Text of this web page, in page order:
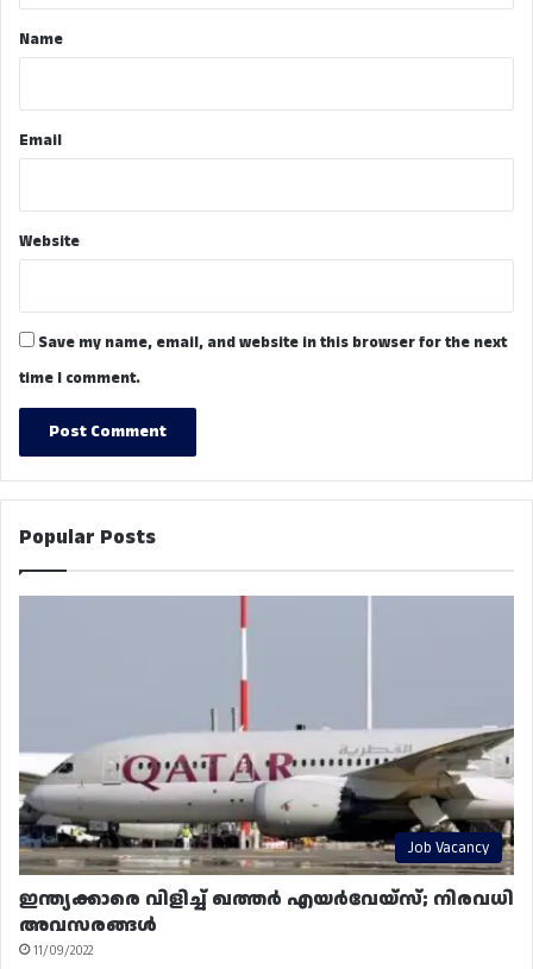
*Name
Email
Website
Save my name, email, and website in this browser for the next
time I comment.
Popular Posts
Job Vacancy
ഇന്ത്യക്കാരെ വിളിച്ച് ഖത്തർ എയർവേയ്‌സ്; നിരവധി
അവസരങ്ങൾ
11/09/2022